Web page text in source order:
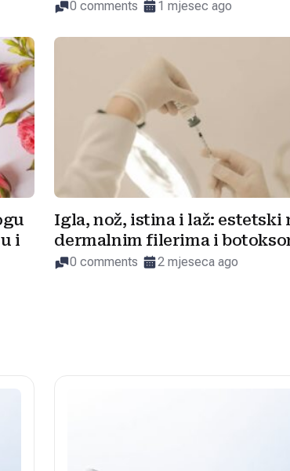
0 comments 1 mjesec ago
i
Igla, nož, istina i laž: estetski
dermalnim filerima i
0 comments 2 mjeseca ago